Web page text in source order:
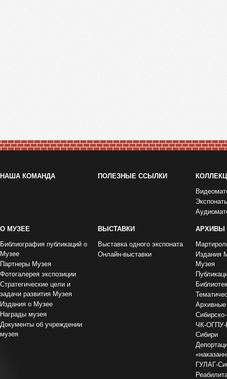
НАША КОМАНДА ПОЛЕЗНЫЕ ССЫЛКИ
О МУЗЕЕ
Библиография публикаций о
Музее
Партнеры Музея
Фотогалерея экспозиции
Стратегические цели и
задачи развития Музея
Издания о Музее
Награды музея
Документы об учреждении
музея
ВЫСТАВКИ
Выставка одного экспоната
Онлайн-выставки
АРХИВЫ
Издания
Музея
ЧК-
Сибири
ГУЛАГ-